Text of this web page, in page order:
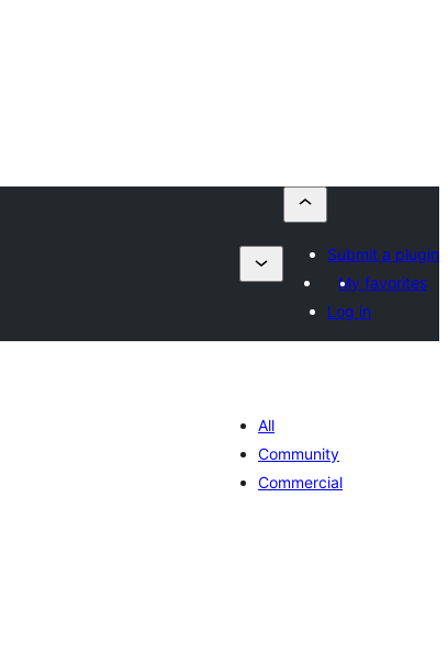
Submit a plugin
My favorites
Log in
All
Community
Commercial